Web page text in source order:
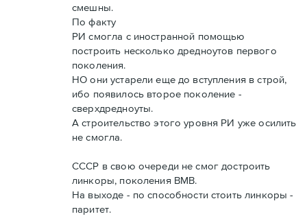
смешны.
По факту
РИ смогла с иностранной помощью
построить несколько дредноутов первого
поколения.
НО они устарели еще до вступления в строй,
ибо появилось второе поколение -
сверхдредноуты.
А строительство этого уровня РИ уже осилить
не смогла.
СССР в свою очереди не смог достроить
линкоры, поколения ВМВ.
На выходе - по способности стоить линкоры -
паритет.